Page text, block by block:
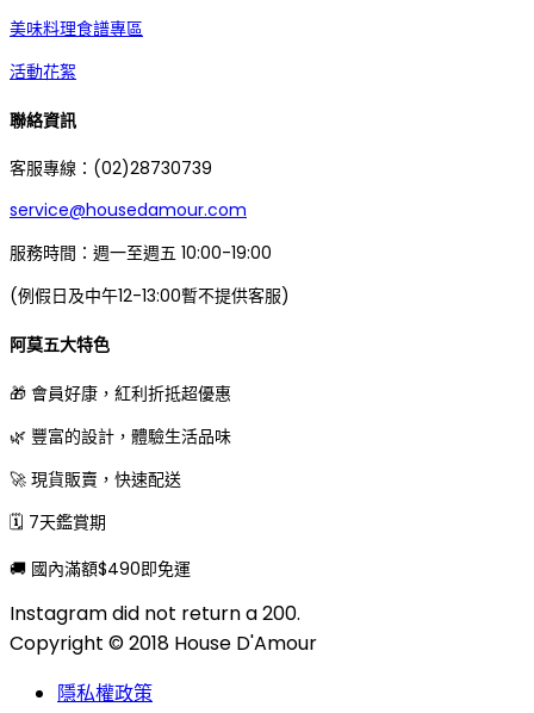
美味料理食譜專區
活動花絮
聯絡資訊
客服專線：(02)28730739
service@housedamour.com
服務時間：週一至週五 10:00-19:00
(例假日及中午12-13:00暫不提供客服)
阿莫五大特色
🎁 會員好康，紅利折抵超優惠
🌿 豐富的設計，體驗生活品味
🚀 現貨販賣，快速配送
🗓 7天鑑賞期
🚚 國內滿額$490即免運
Instagram did not return a 200.
Copyright © 2018 House D'Amour
隱私權政策